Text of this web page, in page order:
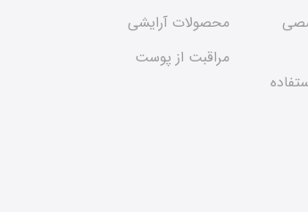
محصولات آرایشی
مراقبت از پوست